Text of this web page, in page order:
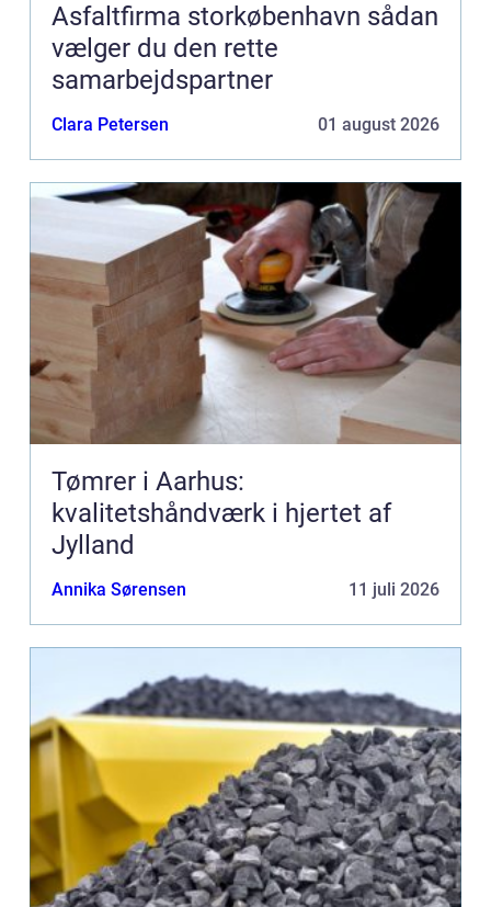
Asfaltfirma storkøbenhavn sådan
vælger du den rette
samarbejdspartner
Clara Petersen 01 august 2026
Tømrer i Aarhus:
kvalitetshåndværk i hjertet af
Jylland
Annika Sørensen 11 juli 2026